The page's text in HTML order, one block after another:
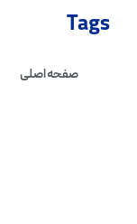
Tags
صفحه اصلی